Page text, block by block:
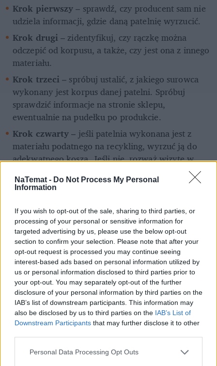
NaTemat - Do Not Process My Personal
Information
If you wish to opt-out of the sale, sharing to third parties, or
processing of your personal or sensitive information for
targeted advertising by us, please use the below opt-out
section to confirm your selection. Please note that after your
opt-out request is processed you may continue seeing
interest-based ads based on personal information utilized by
us or personal information disclosed to third parties prior to
your opt-out. You may separately opt-out of the further
disclosure of your personal information by third parties on the
IAB’s list of downstream participants. This information may
also be disclosed by us to third parties on the IAB’s List of
Downstream Participants that may further disclose it to other
Personal Data Processing Opt Outs
Krok pierwszy – sprawdź, czy producent sam nie
udziela informacji, gdzie daną patelnię wyrzucić.
Krok drugi – zidentyfikuj, czy rączkę można
odczepić od korpusu, a także, czy jest ona z innego
materiału.
Krok trzeci – spróbuj ustalić, z jakiego surowca
wykonany jest korpus danej patelni. Spróbuj
sprawdzić informacje na stronie sklepu,
ewentualnie na pudełku po produkcie.
Krok czwarty – jeśli patelnia wykonana jest z
materiału podatnego na recykling, wyrzuć ją do
adekwatnego kosza. Jeśli nie, rozważ wizytę w
PSZOK-u, chyba że gmina zezwala na wyrzucenie
jej do czarnego kontenera, a wizyta w punkcie
REKLAMA